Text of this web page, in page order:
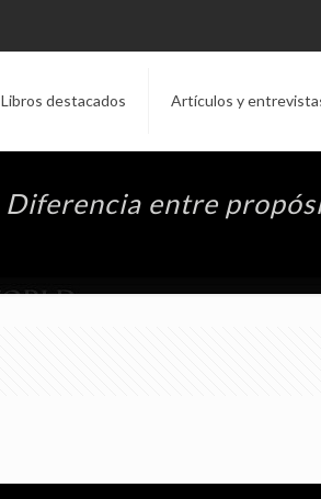
Libros destacados Artículos y
Diferencia entre